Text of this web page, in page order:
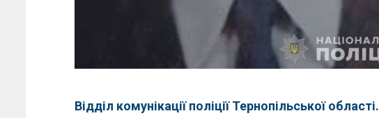
Відділ комунікації поліції Тернопільської області.